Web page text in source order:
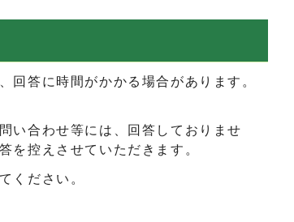
回答に時間がかかる場合があります。
い合わせ等には、回答しておりませ
を控えさせていただきます。
ください。